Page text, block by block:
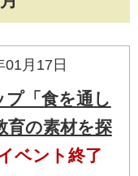
01月17日
「食を通し
育の素材を探
ベント終了